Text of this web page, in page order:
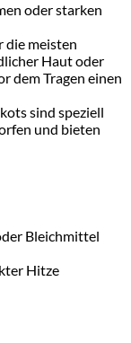
oder starken
die meisten
Haut oder
dem Tragen einen
sind speziell
und bieten
Bleichmittel
Hitze